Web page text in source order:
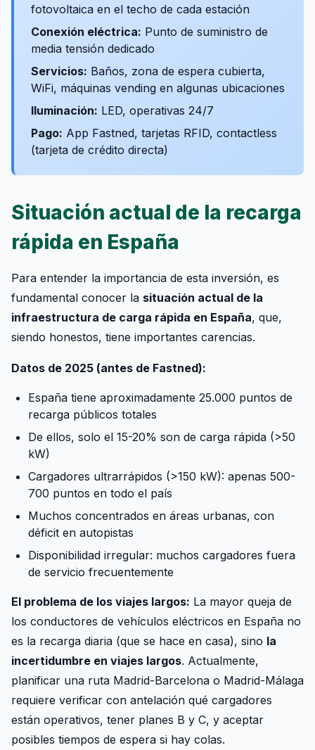
fotovoltaica en el techo de cada estación
Conexión eléctrica: Punto de suministro de
media tensión dedicado
Servicios: Baños, zona de espera cubierta,
WiFi, máquinas vending en algunas ubicaciones
Iluminación: LED, operativas 24/7
Pago: App Fastned, tarjetas RFID, contactless
(tarjeta de crédito directa)
Situación actual de la recarga
rápida en España
Para entender la importancia de esta inversión, es
fundamental conocer la situación actual de la
infraestructura de carga rápida en España, que,
siendo honestos, tiene importantes carencias.
Datos de 2025 (antes de Fastned):
España tiene aproximadamente 25.000 puntos de
recarga públicos totales
De ellos, solo el 15-20% son de carga rápida (>50
kW)
Cargadores ultrarrápidos (>150 kW): apenas 500-
700 puntos en todo el país
Muchos concentrados en áreas urbanas, con
déficit en autopistas
Disponibilidad irregular: muchos cargadores fuera
de servicio frecuentemente
El problema de los viajes largos: La mayor queja de
los conductores de vehículos eléctricos en España no
es la recarga diaria (que se hace en casa), sino la
incertidumbre en viajes largos. Actualmente,
planificar una ruta Madrid-Barcelona o Madrid-Málaga
requiere verificar con antelación qué cargadores
están operativos, tener planes B y C, y aceptar
posibles tiempos de espera si hay colas.